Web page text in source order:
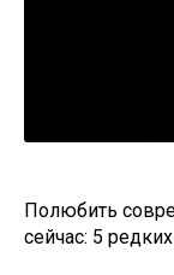
Полюбить
сейчас: 5